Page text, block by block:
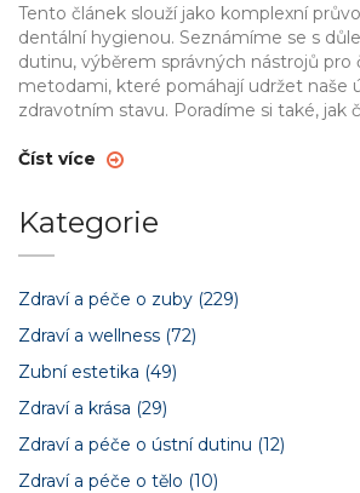
Tento článek slouží jako komplexní
dentální hygienou. Seznámíme se s
dutinu, výběrem správných nástrojů pro
metodami, které pomáhají udržet naše
zdravotním stavu. Poradíme si také, jak
Dozvíme se, jak moderní postupy a
Číst více
Kategorie
Zdraví a péče o zuby (229)
Zdraví a wellness (72)
Zubní estetika (49)
Zdraví a krása (29)
Zdraví a péče o ústní dutinu (12)
Zdraví a péče o tělo (10)